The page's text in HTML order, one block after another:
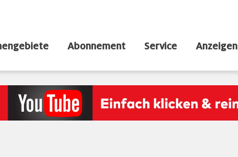
Abonnement Service Anzeigen